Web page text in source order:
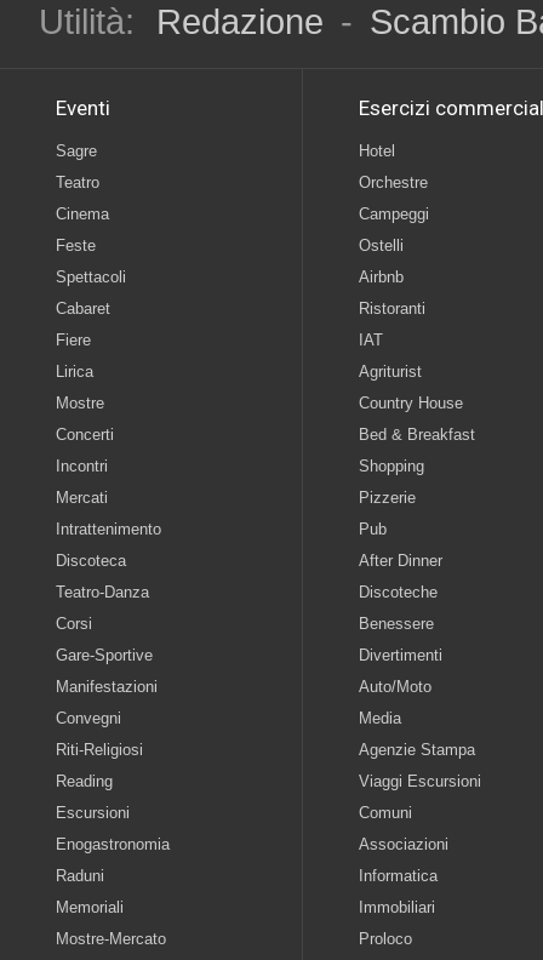
Utilità:
Redazione - Scambio
Eventi
Sagre
Teatro
Cinema
Feste
Spettacoli
Cabaret
Fiere
Lirica
Mostre
Concerti
Incontri
Mercati
Intrattenimento
Discoteca
Teatro-Danza
Corsi
Gare-Sportive
Manifestazioni
Convegni
Riti-Religiosi
Reading
Escursioni
Enogastronomia
Raduni
Memoriali
Mostre-Mercato
Esercizi
Hotel
Orchestre
Campeggi
Ostelli
Airbnb
Ristoranti
IAT
Agriturist
Country House
Bed & Breakfast
Shopping
Pizzerie
Pub
After Dinner
Discoteche
Benessere
Divertimenti
Auto/Moto
Media
Agenzie Stampa
Viaggi Escursioni
Comuni
Associazioni
Informatica
Immobiliari
Proloco